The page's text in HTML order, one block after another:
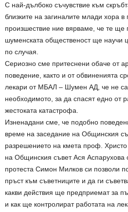
С най-дълбоко съчувствие към
близките на загиналите млади хора в
произшествие ние вярваме, че те ще
шуменската общественост ще научи
по случая.
Сериозно сме притеснени обаче от
поведение, както и от обвиненията
лекари от МБАЛ – Шумен АД, че не
необходимото, за да спасят едно от
жестоката катастрофа.
Изненадани сме, че подобно
време на заседание на Общинския
разрешението на кмета проф.
на Общинския съвет Ася Аспарухова
протеста Симон Милков си позволи
пръст към съветниците и да ги
какви действия ще предприемат за
и как ще контролират работата на